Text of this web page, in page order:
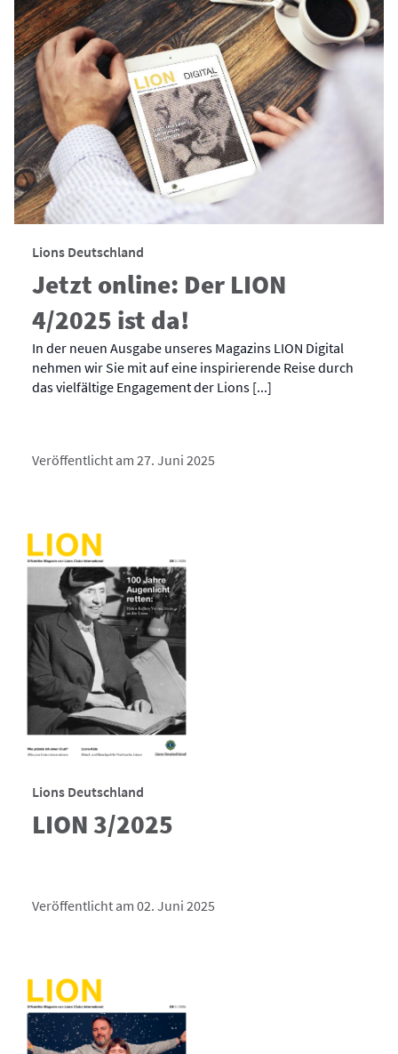
Lions Deutschland
Jetzt online: Der LION
4/2025 ist da!
In der neuen Ausgabe unseres Magazins LION Digital
nehmen wir Sie mit auf eine inspirierende Reise durch
das vielfältige Engagement der Lions [...]
Veröffentlicht am 27. Juni 2025
Lions Deutschland
LION 3/2025
Veröffentlicht am 02. Juni 2025